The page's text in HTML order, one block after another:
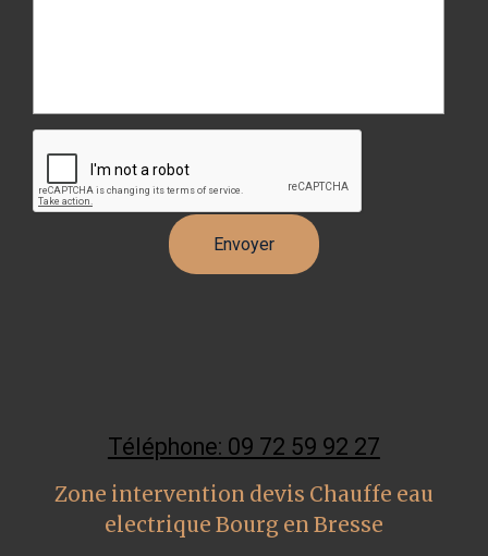
Téléphone: 09 72 59 92 27
Zone intervention devis Chauffe eau
electrique Bourg en Bresse